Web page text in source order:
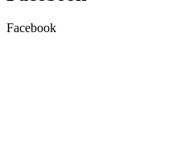
Facebook